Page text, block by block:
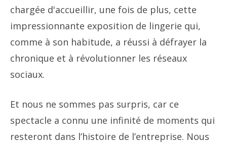
chargée d'accueillir, une fois de plus, cette
impressionnante exposition de lingerie qui,
comme à son habitude, a réussi à défrayer la
chronique et à révolutionner les réseaux
sociaux.
Et nous ne sommes pas surpris, car ce
spectacle a connu une infinité de moments qui
resteront dans l’histoire de l’entreprise. Nous